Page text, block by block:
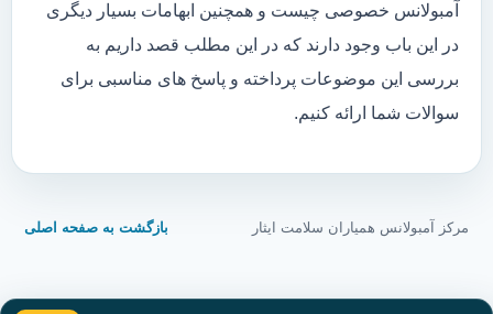
آمبولانس خصوصی چیست و همچنین ابهامات بسیار دیگری
در این باب وجود دارند که در این مطلب قصد داریم به
بررسی این موضوعات پرداخته و پاسخ های مناسبی برای
سوالات شما ارائه کنیم.
مرکز آمبولانس همیاران سلامت ایثار بازگشت به صفحه اصلی